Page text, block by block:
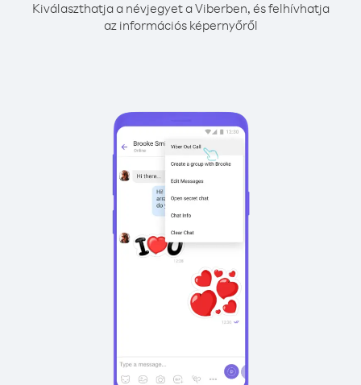
Kiválaszthatja a névjegyet a Viberben, és felhívhatja
az információs képernyőről